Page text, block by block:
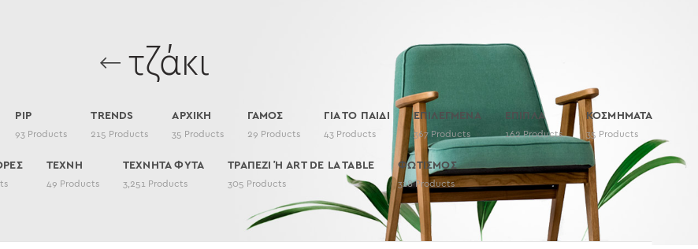
τζάκι
PIP
93 Products
TRENDS
215 Products
ΑΡΧΙΚΗ
35 Products
ΓΑΜΟΣ
29 Products
ΓΙΑ ΤΟ ΠΑΙΔΙ
43 Products
ΕΠΙΛΕΓΜΕΝΑ
367 Products
ΕΠΙΠΛΑ
162 Products
ΚΟΣΜΗΜΑΤΑ
35 Products
ΤΕΧΝΗ
49 Products
ΤΕΧΝΗΤΑ ΦΥΤΑ
3,251 Products
ΤΡΑΠΕΖΙ Ή ART DE LA TABLE
305 Products
ΦΩΤΙΣΜΟΣ
318 Products